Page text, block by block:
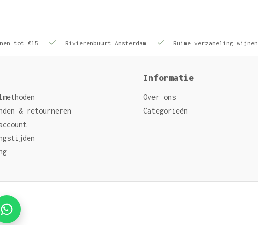
tot €15 Rivierenbuurt Amsterdam Ruime verzameling wijnen
& retourneren
Informatie
Over ons
Categorieën